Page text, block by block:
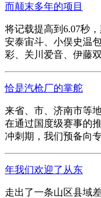
而颠末多年的项目
将记载提高到6.07秒
安泰宙斗、小俣史温
彩、关川爱音、伊藤
恰是汽枪厂的掌舵
来省、市、济南市等
在通过国度级赛事的
冲刺期，我们预备向
年我们欢迎了从东
走出了一条山区县域